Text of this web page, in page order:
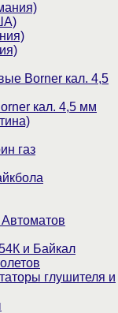
Borner кал. 4,5
кал. 4,5 мм
газ
и Байкал
глушителя и